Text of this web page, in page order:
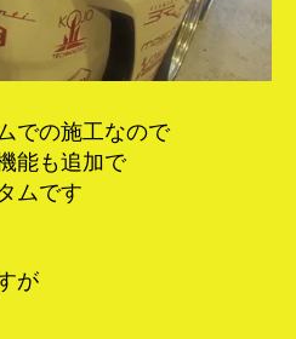
での施工なので
能も追加で
ムです
が